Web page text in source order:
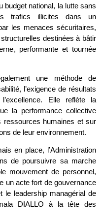
budget national, la lutte sans
trafics illicites dans un
les menaces sécuritaires,
destinées à bâtir
performante et tournée
une méthode de
l’exigence de résultats
Elle reflète la
la performance collective
ressources humaines et sur
de leur environnement.
en place, l’Administration
de poursuivre sa marche
mouvement de personnel,
un acte fort de gouvernance
le leadership managérial de
DIALLO à la tête des